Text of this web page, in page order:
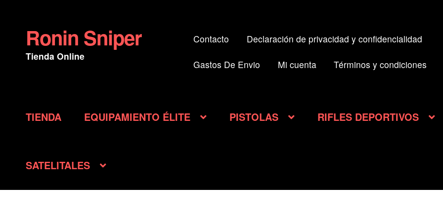
Ir
a
la
Ir
al
contenido
Ronin Sniper
Tienda Online
Contacto Declaración de privacidad y confidencialidad
Gastos De Envio Mi cuenta Términos y condiciones
TIENDA EQUIPAMIENTO ÉLITE PISTOLAS RIFLES DEPORTIVOS
SATELITALES